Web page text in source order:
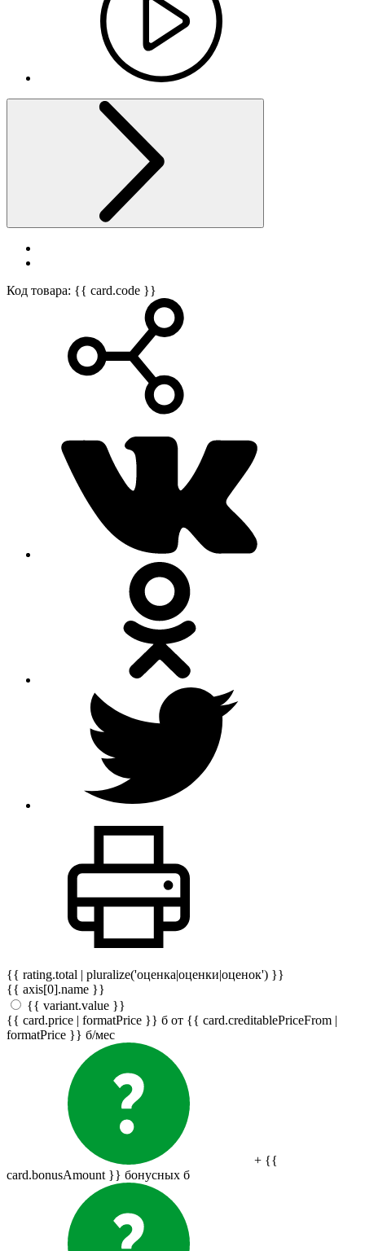
Код товара: {{ card.code }}
{{ rating.total | pluralize('оценка|оценки|оценок') }}
{{ axis[0].name }}
{{ variant.value }}
{{ card.price | formatPrice }} б от {{ card.creditablePriceFrom |
formatPrice }} б/мес
+ {{
card.bonusAmount }} бонусных б